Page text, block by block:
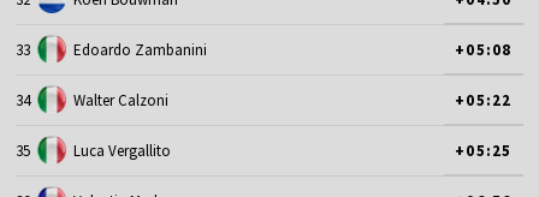
33 Edoardo Zambanini +05:08
34 Walter Calzoni +05:22
35 Luca Vergallito +05:25